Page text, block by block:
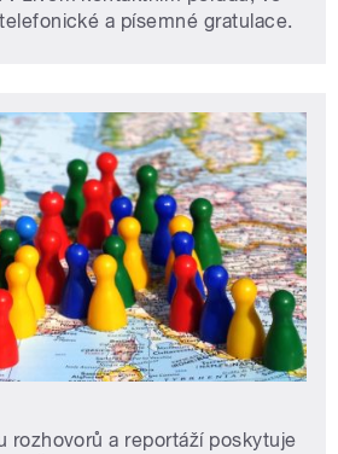
a písemné gratulace.
rozhovorů a reportáží poskytuje